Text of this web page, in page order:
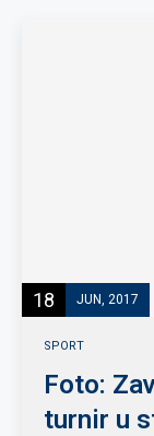
18 JUN, 2017
SPORT
Foto:
turnir u